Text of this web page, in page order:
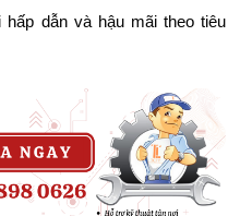
dẫn và hậu mãi theo tiêu